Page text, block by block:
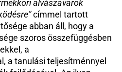
alvászavarok
címmel tartott
abban áll, hogy a
szoros összefüggésben
a
a tanulási teljesítménnyel